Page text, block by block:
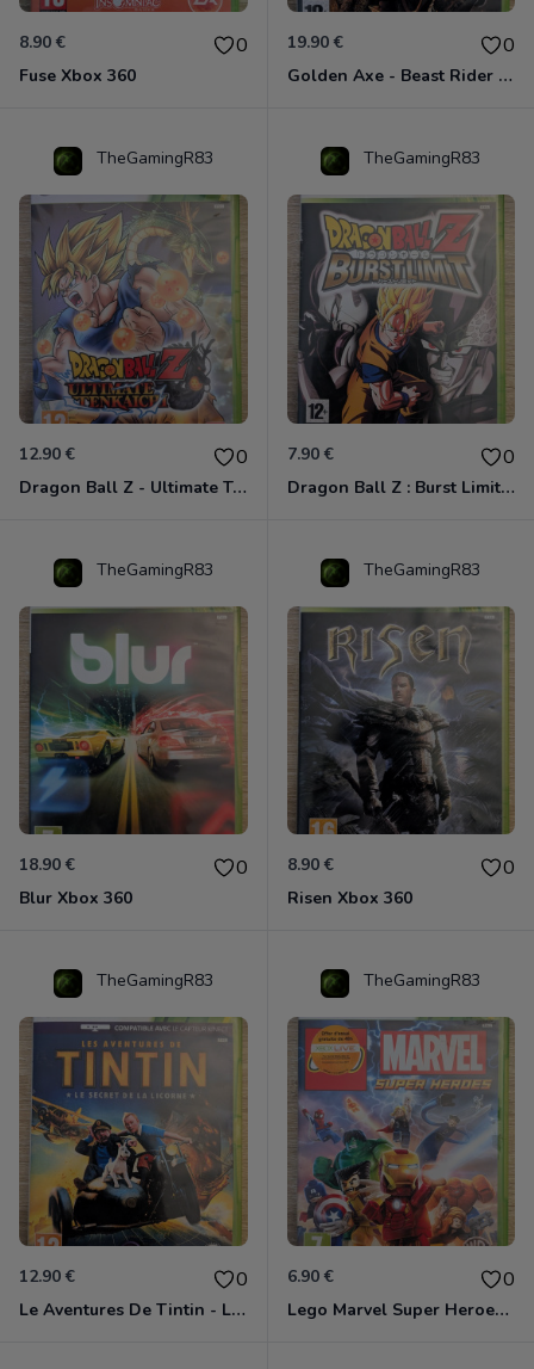
8.90 € 0
Fuse Xbox 360
19.90 € 0
Golden Axe - Beast Rider Xbox 360
TheGamingR83
12.90 € 0
Dragon Ball Z - Ultimate Tenkaichi Xbox 360
TheGamingR83
7.90 € 0
Dragon Ball Z : Burst Limit Xbox 360
TheGamingR83
18.90 € 0
Blur Xbox 360
TheGamingR83
8.90 € 0
Risen Xbox 360
TheGamingR83
12.90 € 0
Le Aventures De Tintin - Le Secret De La Licorne Xbox 360
TheGamingR83
6.90 € 0
Lego Marvel Super Heroes Xbox 360